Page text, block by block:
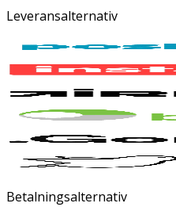
Leveransalternativ
Betalningsalternativ